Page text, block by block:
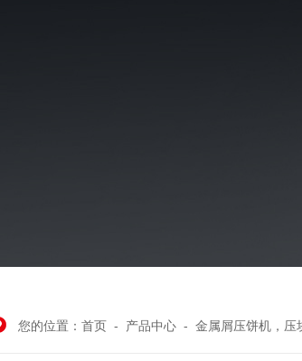
您的位置：首页 - 产品中心 -金属屑压饼机，压